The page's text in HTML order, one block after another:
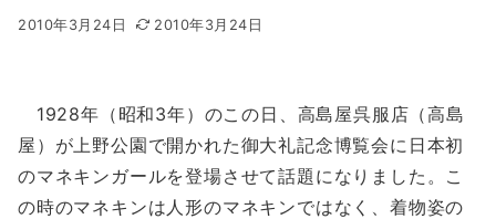
2010年3月24日 2010年3月24日
1928年（昭和3年）のこの日、高島屋呉服店（高島
屋）が上野公園で開かれた御大礼記念博覧会に日本初
のマネキンガールを登場させて話題になりました。こ
の時のマネキンは人形のマネキンではなく、着物姿の